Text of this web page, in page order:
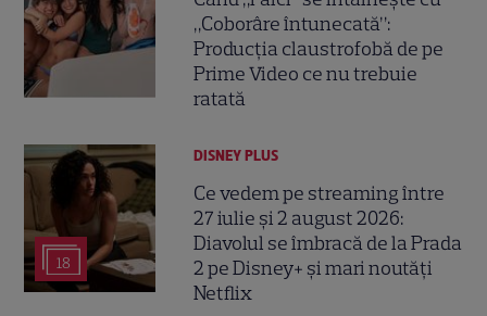
„Coborâre întunecată”:
Producția claustrofobă de pe
Prime Video ce nu trebuie
ratată
18
DISNEY PLUS
Ce vedem pe streaming între
27 iulie și 2 august 2026:
Diavolul se îmbracă de la Prada
2 pe Disney+ și mari noutăți
Netflix